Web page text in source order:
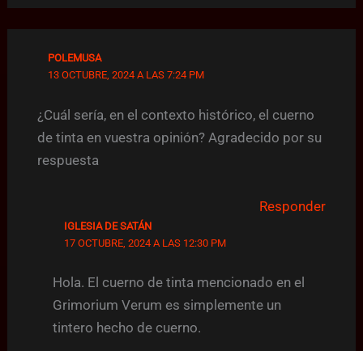
POLEMUSA
13 OCTUBRE, 2024 A LAS 7:24 PM
¿Cuál sería, en el contexto histórico, el cuerno
de tinta en vuestra opinión? Agradecido por su
respuesta
Responder
IGLESIA DE SATÁN
17 OCTUBRE, 2024 A LAS 12:30 PM
Hola. El cuerno de tinta mencionado en el
Grimorium Verum es simplemente un
tintero hecho de cuerno.